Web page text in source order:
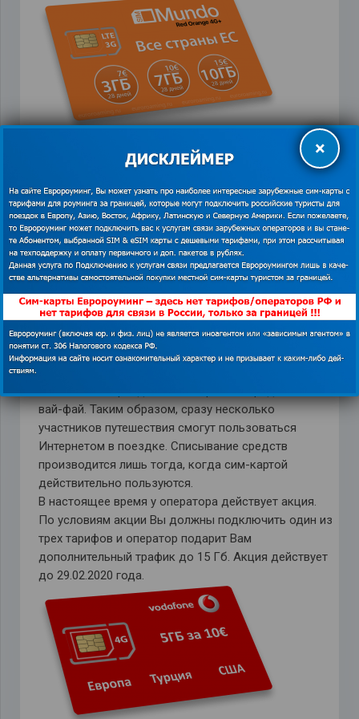
❗
источников. В случае наличия прав на
данный материал просим связаться с
редакцией для решения вопроса о
корректном указании авторства или
удаления изображения.Показать
контакты
Тариф Mundo от компании Orange предлагает от 3Гб
за 7 евро. Пользоваться картой можно в 36 странах.
возможность раздавать Интернет посредством
вай-фай. Таким образом, сразу несколько
участников путешествия смогут пользоваться
Интернетом в поездке. Списывание средств
производится лишь тогда, когда сим-картой
действительно пользуются.
В настоящее время у оператора действует акция.
По условиям акции Вы должны подключить один из
трех тарифов и оператор подарит Вам
дополнительный трафик до 15 Гб. Акция действует
до 29.02.2020 года.
×